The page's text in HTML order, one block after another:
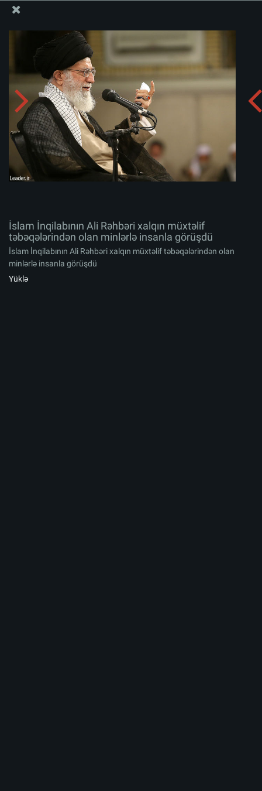
İslam İnqilabının Ali Rəhbəri xalqın müxtəlif
təbəqələrindən olan minlərlə insanla görüşdü
İslam İnqilabının Ali Rəhbəri xalqın müxtəlif
təbəqələrindən olan minlərlə insanla görüşdü
İslam İnqilabının Ali Rəhbəri xalqın müxtəlif təbəqələrindən olan
minlərlə insanla görüşdü
Yüklə